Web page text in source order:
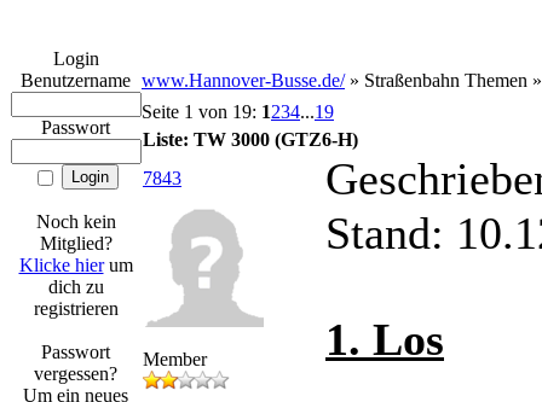
Login
Benutzername
Passwort
Noch kein
Mitglied?
Klicke hierum
dich zu
registrieren
Passwort
vergessen?
Um ein neues
www.Hannover-Busse.de/» Straßenbahn Themen
Seite 1 von 19: 1234...19
Liste: TW 3000 (GTZ6-H)
7843
Member
Stand:
1. Los